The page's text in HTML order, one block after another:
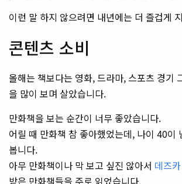
이런 말 하지 않으려면 내년에는 더 즐겁게
콘텐츠 소비
올해는 책보다는 영화, 드라마, 스포츠 경기
을 많이 보며 살았습니다.
만화책을 보는 순간이 너무 좋았습니다.
어릴 때 만화책 참 좋아했었는데, 나이 40이
봅니다.
아무 만화책이나 막 보고 싶진 않아서 데즈
받은 만화책들을 주로 읽었습니다.